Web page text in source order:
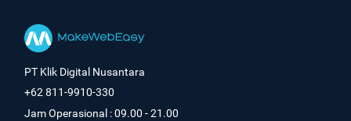
PT Klik Digital Nusantara
+62 811-9910-330
Jam Operasional : 09.00 - 21.00